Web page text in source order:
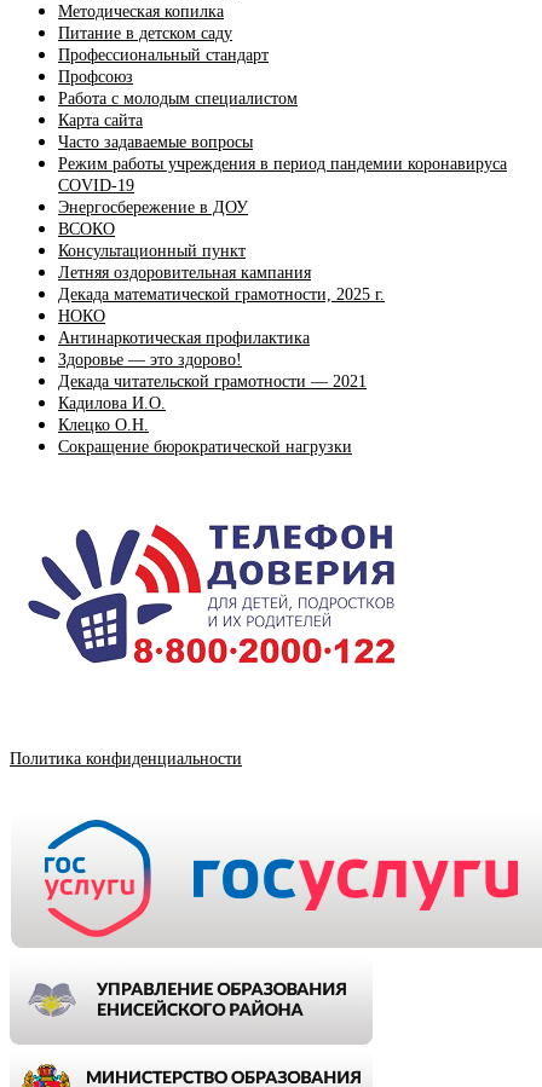
Методическая копилка
Питание в детском саду
Профессиональный стандарт
Профсоюз
Работа с молодым специалистом
Карта сайта
Часто задаваемые вопросы
Режим работы учреждения в период пандемии коронавируса
COVID-19
Энергосбережение в ДОУ
ВСОКО
Консультационный пункт
Летняя оздоровительная кампания
Декада математической грамотности, 2025 г.
НОКО
Антинаркотическая профилактика
Здоровье — это здорово!
Декада читательской грамотности — 2021
Кадилова И.О.
Клецко О.Н.
Сокращение бюрократической нагрузки
Политика конфиденциальности